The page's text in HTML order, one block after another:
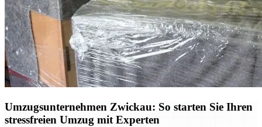
Umzugsunternehmen Zwickau: So starten Sie Ihren
stressfreien Umzug mit Experten